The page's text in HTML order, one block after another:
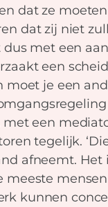
dat ze
dat zij niet
met een
een
moet je een
een
tegelijk.
afneemt. Het
meeste
kunnen